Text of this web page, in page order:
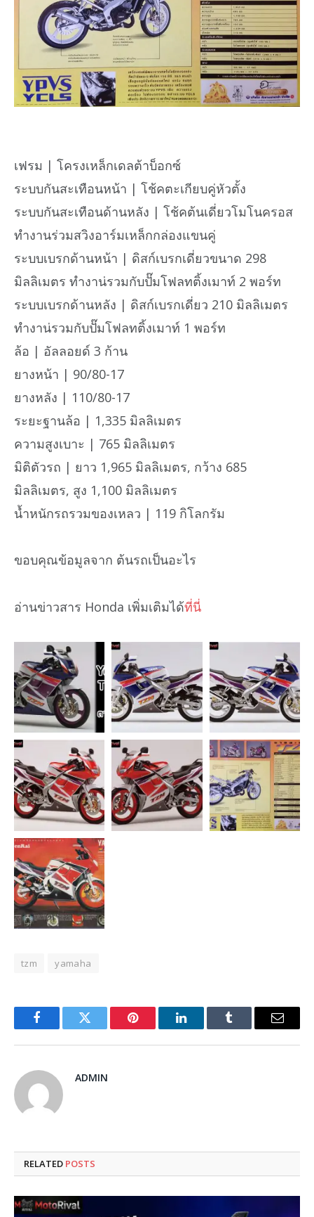
เฟรม | โครงเหล็กเดลต้าบ็อกซ์
ระบบกันสะเทือนหน้า | โช้คตะเกียบคู่หัวตั้ง
ระบบกันสะเทือนด้านหลัง | โช้คต้นเดี่ยวโมโนครอส
ทำงานร่วมสวิงอาร์มเหล็กกล่องแขนคู่
ระบบเบรกด้านหน้า | ดิสก์เบรกเดี่ยวขนาด 298
มิลลิเมตร ทำงาน่รวมกับปั๊มโฟลทติ้งเมาท์ 2 พอร์ท
ระบบเบรกด้านหลัง | ดิสก์เบรกเดี่ยว 210 มิลลิเมตร
ทำงาน่รวมกับปั๊มโฟลทติ้งเมาท์ 1 พอร์ท
ล้อ | อัลลอยด์ 3 ก้าน
ยางหน้า | 90/80-17
ยางหลัง | 110/80-17
ระยะฐานล้อ | 1,335 มิลลิเมตร
ความสูงเบาะ | 765 มิลลิเมตร
มิติตัวรถ | ยาว 1,965 มิลลิเมตร, กว้าง 685
มิลลิเมตร, สูง 1,100 มิลลิเมตร
น้ำหนักรถรวมของเหลว | 119 กิโลกรัม
ขอบคุณข้อมูลจาก ต้นรถเป็นอะไร
อ่านข่าวสาร Honda เพิ่มเติมได้ที่นี่
tzm yamaha
FacebookTwitter Pinterest LinkedInTumblr Email
ADMIN
RELATED POSTS